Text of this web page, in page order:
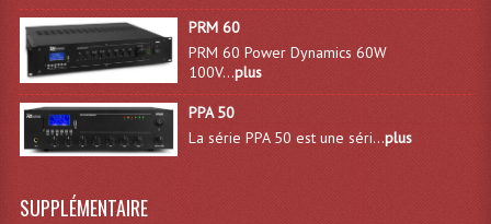
Lampes Dichroique
Lampes Halogenes Divers
Lampes Leds
PRM 60
PRM 60 Power Dynamics 60W
100V...plus
PPA 50
La série PPA 50 est une séri...plus
SUPPLÉMENTAIRE